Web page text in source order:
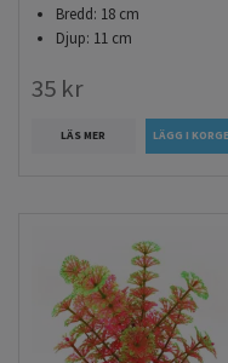
Bredd: 18 cm
Djup: 11 cm
35 kr
LÄS MER